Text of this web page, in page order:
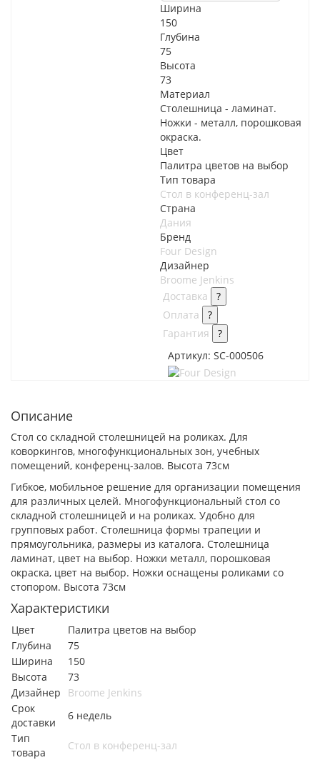
Ширина
150
Глубина
75
Высота
73
Материал
Столешница - ламинат.
Ножки - металл, порошковая
окраска.
Цвет
Палитра цветов на выбор
Тип товара
Стол в конференц-зал
Страна
Дания
Бренд
Four Design
Дизайнер
Broome Jenkins
Доставка
?
Оплата
?
Гарантия
?
Артикул: SC-000506
Описание
Стол со складной столешницей на роликах. Для
коворкингов, многофункциональных зон, учебных
помещений, конференц-залов. Высота 73см
Гибкое, мобильное решение для организации помещения
для различных целей. Многофункциональный стол со
складной столешницей и на роликах. Удобно для
групповых работ. Столешница формы трапеции и
прямоугольника, размеры из каталога. Столешница
ламинат, цвет на выбор. Ножки металл, порошковая
окраска, цвет на выбор. Ножки оснащены роликами со
стопором. Высота 73см
Характеристики
Цвет
Палитра цветов на выбор
Глубина
75
Ширина
150
Высота
73
Дизайнер
Broome Jenkins
Срок
доставки
6 недель
Тип
товара
Стол в конференц-зал